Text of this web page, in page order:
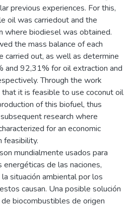
previous experiences. For this,
oil was carriedout and the
where biodiesel was obtained.
the mass balance of each
out, as well as determine
and 92,31% for oil extraction and
Through the work
it is feasible to use coconut oil
of this biofuel, thus
research where
for an economic
feasibility.
mundialmente usados para
de las naciones,
situación ambiental por los
causan. Una posible solución
biocombustibles de origen